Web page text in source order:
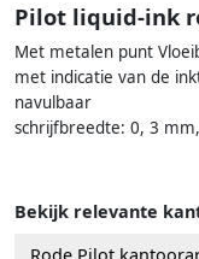
Pilot liquid-ink
Met metalen punt
met indicatie van de
navulbaar
schrijfbreedte: 0, 3
Bekijk relevante